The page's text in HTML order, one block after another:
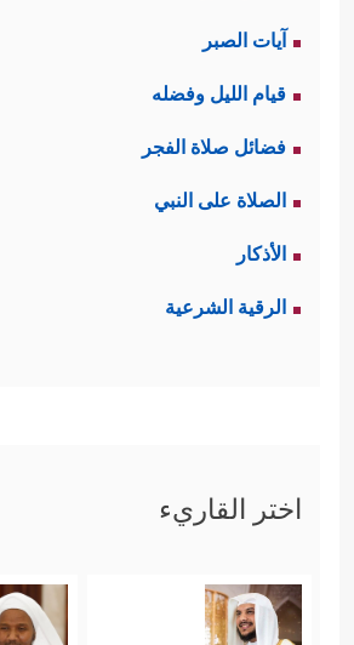
آيات الصبر
قيام الليل وفضله
فضائل صلاة الفجر
الصلاة على النبي
الأذكار
الرقية الشرعية
اختر القاريء